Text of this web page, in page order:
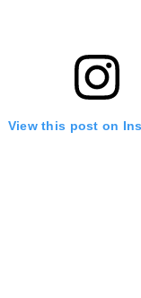
View this post on